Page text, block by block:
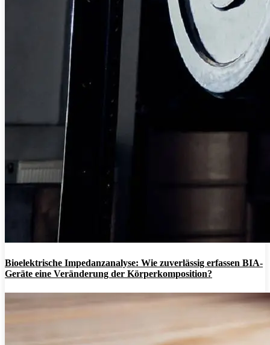
Bioelektrische Impedanzanalyse: Wie zuverlässig erfassen BIA-
Geräte eine Veränderung der Körperkomposition?